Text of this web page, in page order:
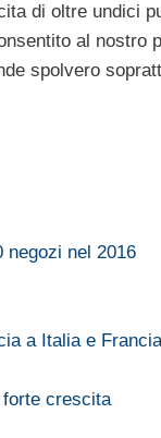
di oltre undici
al nostro
spolvero
negozi nel 2016
a Italia e Francia
forte crescita